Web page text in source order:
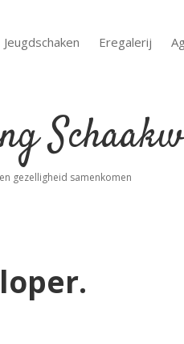
menu
Jeugdschaken Eregalerij
gezelligheid samenkomen